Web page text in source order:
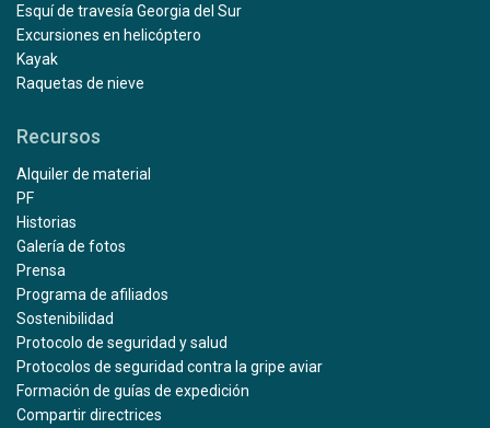
Esquí de travesía Georgia del Sur
Excursiones en helicóptero
Kayak
Raquetas de nieve
Recursos
Alquiler de material
PF
Historias
Galería de fotos
Prensa
Programa de afiliados
Sostenibilidad
Protocolo de seguridad y salud
Protocolos de seguridad contra la gripe aviar
Formación de guías de expedición
Compartir directrices